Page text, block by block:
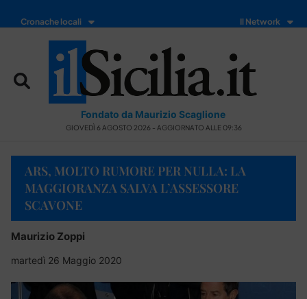
Cronache locali Il Network
Fondato da Maurizio Scaglione
GIOVEDÌ 6 AGOSTO 2026 - AGGIORNATO ALLE 09:36
ARS, MOLTO RUMORE PER NULLA: LA
MAGGIORANZA SALVA L’ASSESSORE
SCAVONE
Maurizio Zoppi
martedì 26 Maggio 2020